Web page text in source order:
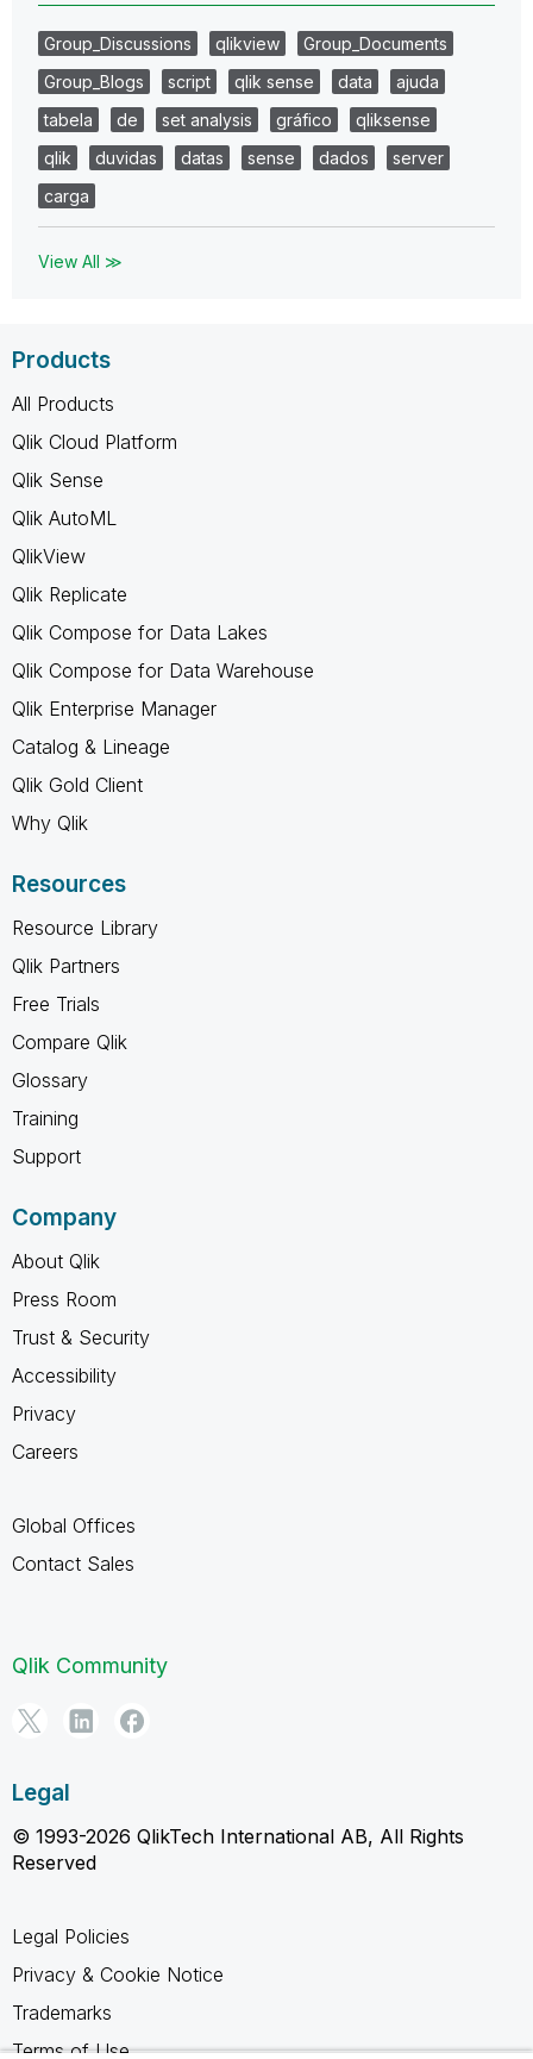
Group_Discussions qlikview
Group_Documents
Group_Blogs
script qlik sense data
ajuda
tabela
de set analysis gráfico
qliksense
qlik
duvidas datas sense dados
server
carga
View All ≫
Products
All Products
Qlik Cloud Platform
Qlik Sense
Qlik AutoML
QlikView
Qlik Replicate
Qlik Compose for Data Lakes
Qlik Compose for Data Warehouse
Qlik Enterprise Manager
Catalog & Lineage
Qlik Gold Client
Why Qlik
Resources
Resource Library
Qlik Partners
Free Trials
Compare Qlik
Glossary
Training
Support
Company
About Qlik
Press Room
Trust & Security
Accessibility
Privacy
Careers
Global Offices
Contact Sales
Qlik Community
Legal
© 1993-2026 QlikTech International AB, All Rights
Reserved
Legal Policies
Privacy & Cookie Notice
Trademarks
Terms of Use